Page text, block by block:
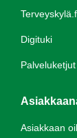
Digituki
Palveluketjut
Asiakkaan